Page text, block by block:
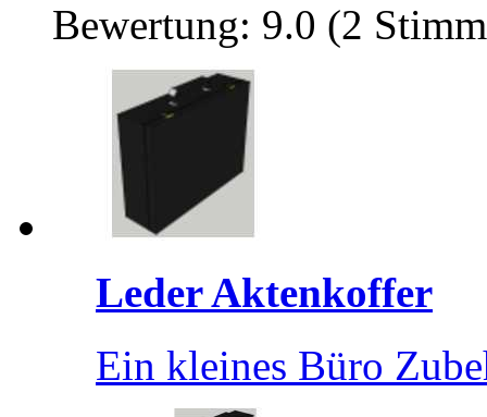
Bewertung: 9.0 (2
Leder Aktenkoffer
Ein kleines Büro